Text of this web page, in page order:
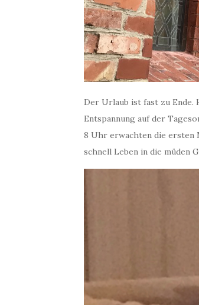
Der Urlaub ist fast zu Ende.
Entspannung auf der
8 Uhr erwachten die ersten
schnell Leben in die müden